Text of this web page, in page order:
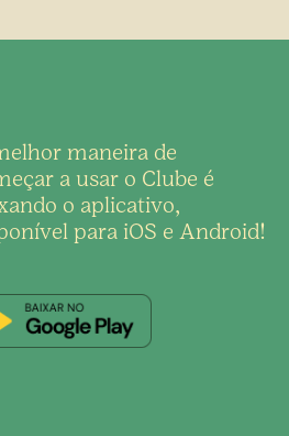
maneira de
a usar o Clube é
o aplicativo,
para iOS e Android!